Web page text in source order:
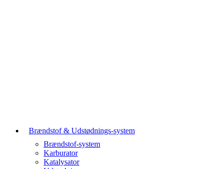
Brændstof & Udstødnings-system
Brændstof-system
Karburator
Katalysator